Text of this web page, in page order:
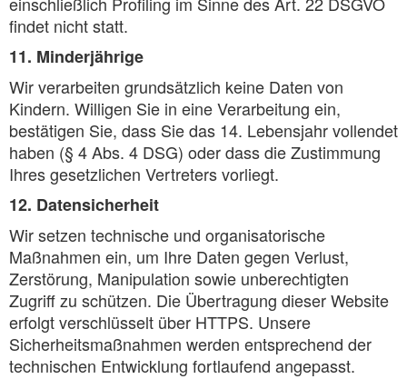
findet nicht statt.
11. Minderjährige
Wir verarbeiten grundsätzlich keine Daten von
Kindern. Willigen Sie in eine Verarbeitung ein,
bestätigen Sie, dass Sie das 14. Lebensjahr vollendet
haben (§ 4 Abs. 4 DSG) oder dass die Zustimmung
Ihres gesetzlichen Vertreters vorliegt.
12. Datensicherheit
Wir setzen technische und organisatorische
Maßnahmen ein, um Ihre Daten gegen Verlust,
Zerstörung, Manipulation sowie unberechtigten
Zugriff zu schützen. Die Übertragung dieser Website
erfolgt verschlüsselt über HTTPS. Unsere
Sicherheitsmaßnahmen werden entsprechend der
technischen Entwicklung fortlaufend angepasst.